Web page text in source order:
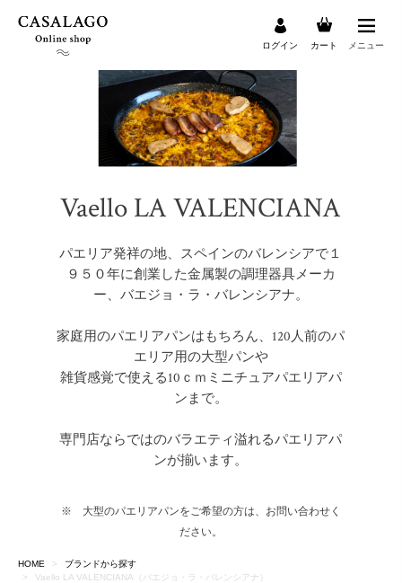
ログイン カート メニュー
Vaello LA VALENCIANA
パエリア発祥の地、スペインのバレンシアで１
９５０年に創業した金属製の調理器具メーカ
ー、バエジョ・ラ・バレンシアナ。
家庭用のパエリアパンはもちろん、120人前のパ
エリア用の大型パンや
雑貨感覚で使える10ｃｍミニチュアパエリアパ
ンまで。
専門店ならではのバラエティ溢れるパエリアパ
ンが揃います。
※ 大型のパエリアパンをご希望の方は、お問い合わせく
ださい。
HOME
ブランドから探す
Vaello LA VALENCIANA（バエジョ・ラ・バレンシアナ）
検索